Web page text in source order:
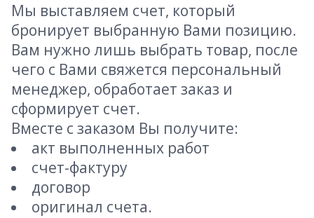
Мы выставляем счет, который
бронирует выбранную Вами позицию.
Вам нужно лишь выбрать товар, после
чего с Вами свяжется персональный
менеджер, обработает заказ и
сформирует счет.
Вместе с заказом Вы получите:
акт выполненных работ
счет-фактуру
договор
оригинал счета.